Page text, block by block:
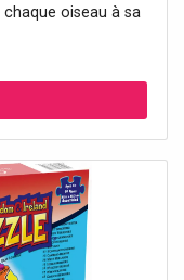
oiseau à sa
: un des jeux
la mémoire et
dès 4 ans